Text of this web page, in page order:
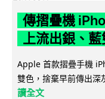
傳摺疊機
上流出銀、
Apple 首款摺疊手機
雙色，捨棄早前傳出深
讀全文